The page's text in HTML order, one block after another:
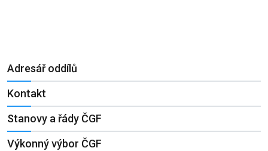
Adresář oddílů
Kontakt
Stanovy a řády ČGF
Výkonný výbor ČGF